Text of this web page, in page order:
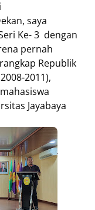
saya
Ke- 3 dengan
pernah
Republik
2011),
Jayabaya